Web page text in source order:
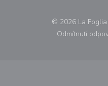
© 2026 La
Odmítnutí